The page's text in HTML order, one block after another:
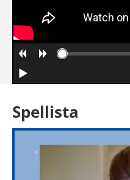
Spellista